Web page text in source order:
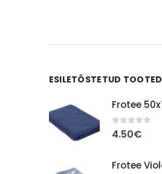
ESILETÕSTETUD TOOTED
0out of 5
4.50€